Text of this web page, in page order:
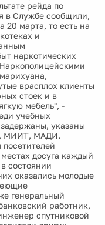
рейда по
в Службе сообщили,
20 марта, то есть на
и
наркотических
врасплох клиенты
стоек и в
мебель", -
учебных
указаны
МИИТ, МАДИ.
досуга каждый
состоянии
оказались молодые
генеральный
работник,
спутниковой